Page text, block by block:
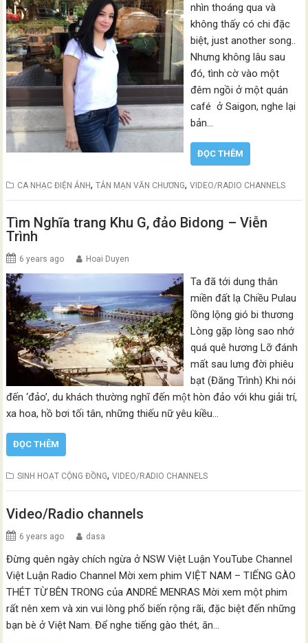
nhìn thoáng qua và
không thấy có chi đặc
biệt, just another song..
Nhưng không lâu sau
đó, tình cờ vào một
đêm ngồi ở một quán
café ở Saigon, nghe lại
bản…
ĐỌC THÊM
CA NHẠC ĐIỆN ẢNH,TẢN MẠN VĂN CHƯƠNG,VIDEO/RADIO CHANNELS
Tìm Nghĩa trang Khu G, đảo Bidong – Viễn
Trình
6 years ago Hoai Duyen
Ta đã tới dung thân
miền đất lạ Chiều Pulau
lồng lộng gió bi thương
Lòng gặp lòng sao nhớ
quá quê hương Lỡ đánh
mất sau lưng đời phiêu
bạt (Đăng Trình) Khi nói
đến ‘đảo’, du khách thường nghĩ đến một hòn đảo với khu giải trí,
xa hoa, hồ bơi tối tân, những thiếu nữ yêu kiều…
ĐỌC THÊM
SINH HOẠT CỘNG ĐỒNG,VIDEO/RADIO CHANNELS
Video/Radio channels
6 years ago dasa
Đừng quên ngày chích ngừa ở NSW Việt Luận YouTube Channel
Việt Luận Radio Channel Mời xem phim VIỆT NAM – TIẾNG GÀO
THÉT TỪ BÊN TRONG của ANDRÉ MENRAS Mời xem một phim
rất nên xem và xin vui lòng phổ biến rộng rãi, đặc biệt đến những
bạn bè ở Việt Nam. Để nghe tiếng gào thét, ăn…